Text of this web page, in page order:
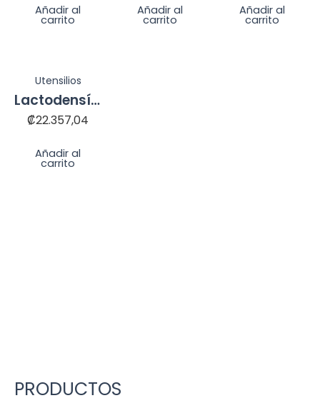
Añadir al
carrito
Añadir al
carrito
Añadir al
carrito
Utensilios
Lactodensímetro
₡22.357,04
Añadir al
carrito
PRODUCTOS